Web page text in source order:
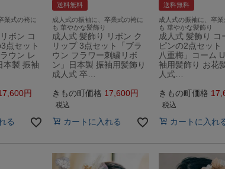
業式の袴に
ボン コ
点セット
ウン レ
本製 振袖
る
送料無料
成人式の振袖に、卒業式の袴に
も 華やかな髪飾り
成人式 髪飾り リボン ク
リップ 3点セット「ブラ
ウン フラワー刺繍リボ
ン」日本製 振袖用髪飾り
成人式 卒…
きもの町価格 17,600
税込
カートに入れる
送料無料
成人式の振袖に、卒業
も 華やかな髪飾り
成人式 髪飾り コ
ピンの2点セット
八重梅」コーム
袖用髪飾り お花
人式…
きもの町価格
税込
カートに入れ